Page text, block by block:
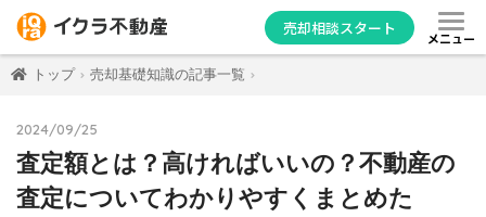
売却相談スタート
メニュー
トップ 売却基礎知識の記事一覧
2024/09/25
査定額とは？高ければいいの？不動産の
査定についてわかりやすくまとめた